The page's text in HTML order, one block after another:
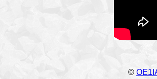
©